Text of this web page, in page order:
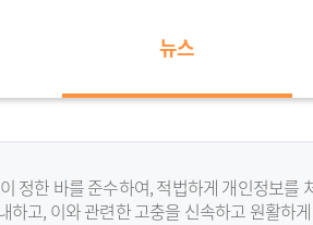
뉴스
정한 바를 준수하여, 적법하게 개인정보를
고, 이와 관련한 고충을 신속하고 원활하